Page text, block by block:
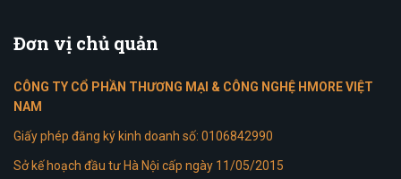
Đơn vị chủ quản
CÔNG TY CỔ PHẦN THƯƠNG MẠI & CÔNG NGHỆ HMORE VIỆT
NAM
Giấy phép đăng ký kinh doanh số: 0106842990
Sở kế hoạch đầu tư Hà Nội cấp ngày 11/05/2015